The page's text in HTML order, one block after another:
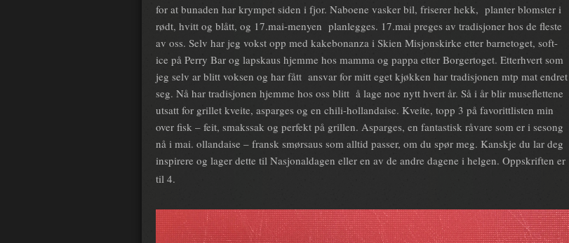
for at bunaden har krympet siden i fjor. Naboene vasker bil, friserer hekk, planter blomster i
rødt, hvitt og blått, og 17.mai-menyen planlegges. 17.mai preges av tradisjoner hos de fleste
av oss. Selv har jeg vokst opp med kakebonanza i Skien Misjonskirke etter barnetoget, soft-
ice på Perry Bar og lapskaus hjemme hos mamma og pappa etter Borgertoget. Etterhvert som
jeg selv ar blitt voksen og har fått ansvar for mitt eget kjøkken har tradisjonen mtp mat endret
seg. Nå har tradisjonen hjemme hos oss blitt å lage noe nytt hvert år. Så i år blir museflettene
utsatt for grillet kveite, asparges og en chili-hollandaise. Kveite, topp 3 på favorittlisten min
over fisk – feit, smakssak og perfekt på grillen. Asparges, en fantastisk råvare som er i sesong
nå i mai. ollandaise – fransk smørsaus som alltid passer, om du spør meg. Kanskje du lar deg
inspirere og lager dette til Nasjonaldagen eller en av de andre dagene i helgen. Oppskriften er
til 4.